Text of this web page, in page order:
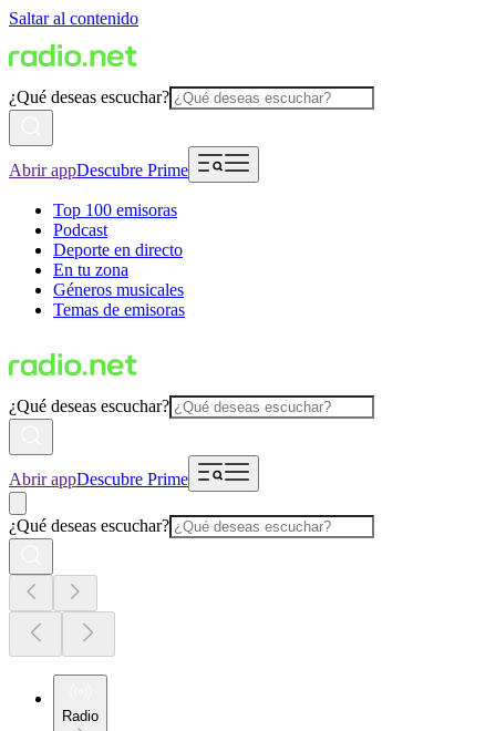
Saltar al contenido
¿Qué deseas escuchar?
Abrir appDescubre Prime
Top 100 emisoras
Podcast
Deporte en directo
En tu zona
Géneros musicales
Temas de emisoras
¿Qué deseas escuchar?
Abrir appDescubre Prime
¿Qué deseas escuchar?
Radio